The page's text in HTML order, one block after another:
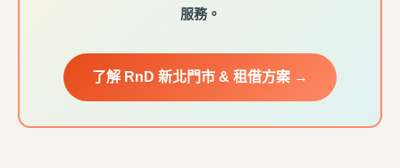
服務。
了解 RnD 新北門市 & 租借方案 →